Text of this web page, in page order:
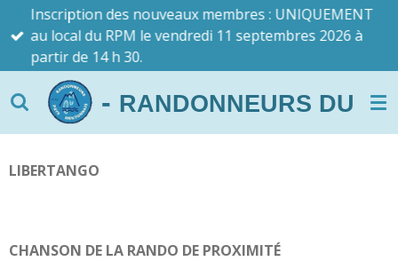
Passer
au
contenu
principal
- RANDONNEURS DU
Inscription des nouveaux membres : UNIQUEMENT
au local du RPM le vendredi 11 septembres 2026 à
partir de 14 h 30.
LIBERTANGO
CHANSON DE LA RANDO DE PROXIMITÉ